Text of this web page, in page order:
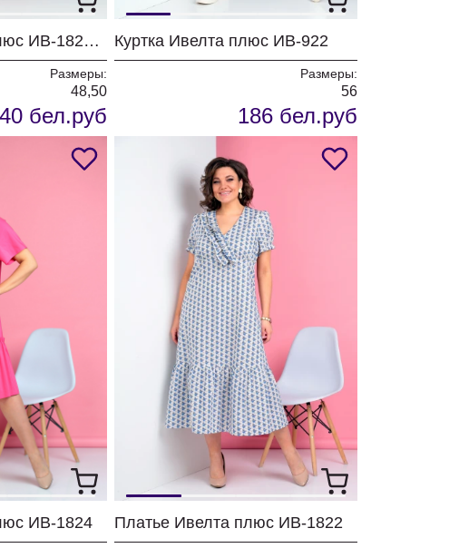
Платье Ивелта плюс ИВ-1826 розовый
Размеры:
48,50
бел.руб
Куртка Ивелта плюс ИВ-922
Размеры:
56
186 бел.руб
ИВ-1824 Платье Ивелта плюс ИВ-1822